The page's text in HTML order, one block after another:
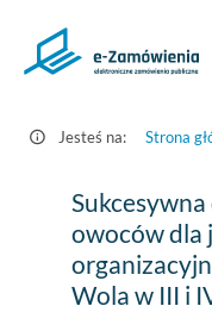
Postępowania
Zamówienia.gov.pl
Jesteś na: Strona
Sukcesywna
dostawa
warzyw
owoców dla
Wola w III i